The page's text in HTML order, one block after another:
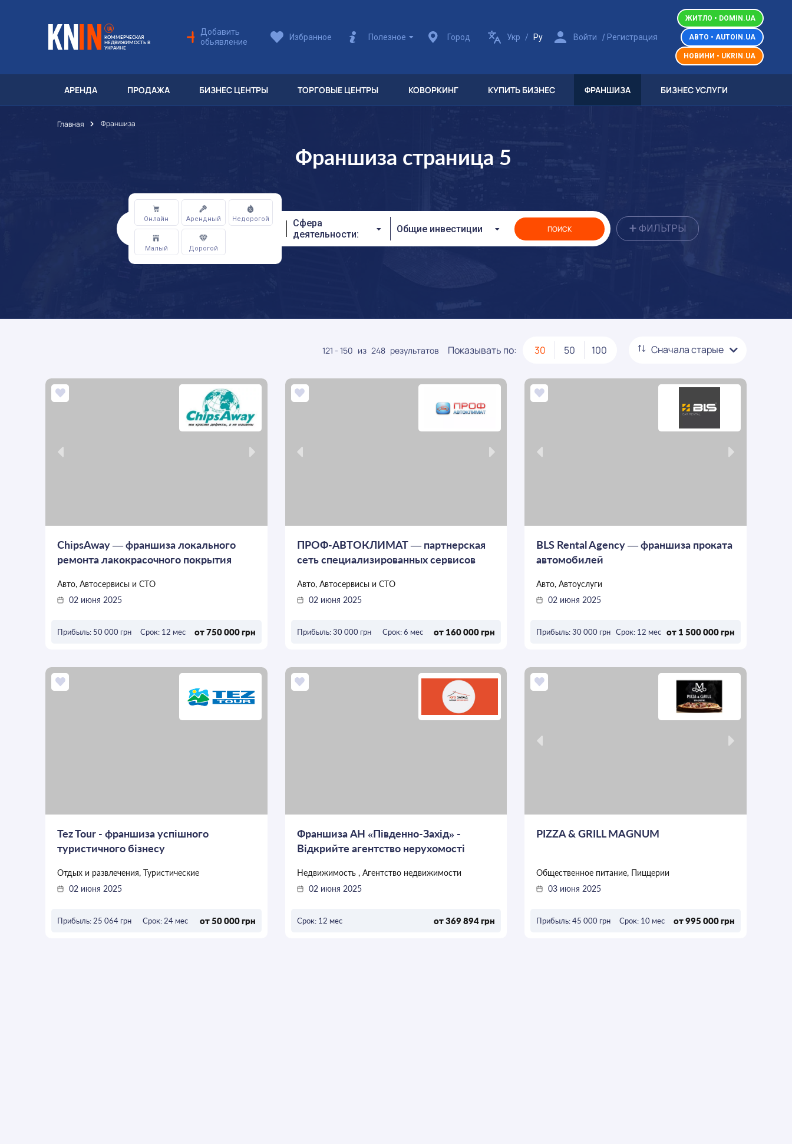
UA
КОММЕРЧЕСКАЯ
НЕДВИЖИМОСТЬ В
УКРАИНЕ
Добавить
обьявление
Избранное Полезное Город Укр / Ру Войти / Регистрация
ЖИТЛО • DOMIN.UA
АВТО • AUTOIN.UA
НОВИНИ • UKRIN.UA
АРЕНДА ПРОДАЖА БИЗНЕС ЦЕНТРЫ ТОРГОВЫЕ ЦЕНТРЫ КОВОРКИНГ КУПИТЬ БИЗНЕС ФРАНШИЗА БИЗНЕС УСЛУГИ
Главная Франшиза
Франшиза страница 5
Онлайн Арендный Недорогой
Малый Дорогой
Сфера
деятельности:
Общие инвестиции ПОИСК +ФИЛЬТРЫ
121 - 150 из 248 результатов Показывать по: 30 50 100 Сначаластарые
ChipsAway — франшиза локального
ремонта лакокрасочного покрытия
Авто, Автосервисы и СТО
02 июня 2025
Прибыль: 50 000 грн Срок: 12 мес от 750 000 грн
ПРОФ-АВТОКЛИМАТ — партнерская
сеть специализированных сервисов
Авто, Автосервисы и СТО
02 июня 2025
Прибыль: 30 000 грн Срок: 6 мес от 160 000 грн
BLS Rental Agency — франшиза проката
автомобилей
Авто, Автоуслуги
02 июня 2025
Прибыль: 30 000 грн Срок: 12 мес от 1 500 000 грн
Tez Tour - франшиза успішного
туристичного бізнесу
Отдых и развлечения, Туристические
02 июня 2025
Прибыль: 25 064 грн Срок: 24 мес от 50 000 грн
Франшиза АН «Південно-Захід» -
Відкрийте агентство нерухомості
Недвижимость , Агентство недвижимости
02 июня 2025
Срок: 12 мес от 369 894 грн
PIZZA & GRILL MAGNUM
Общественное питание, Пиццерии
03 июня 2025
Прибыль: 45 000 грн Срок: 10 мес от 995 000 грн